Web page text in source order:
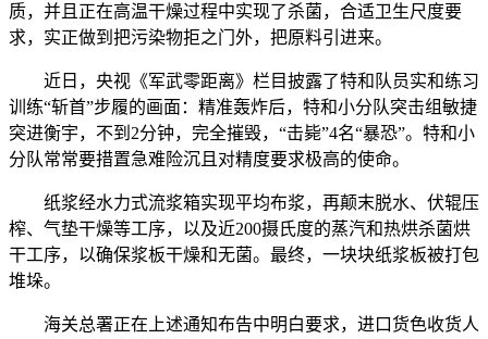
质，并且正在高温干燥过程中实现了杀菌，合适卫生尺度要
求，实正做到把污染物拒之门外，把原料引进来。
近日，央视《军武零距离》栏目披露了特和队员实和练习
训练“斩首”步履的画面：精准轰炸后，特和小分队突击组敏捷
突进衡宇，不到2分钟，完全摧毁，“击毙”4名“暴恐”。特和小
分队常常要措置急难险沉且对精度要求极高的使命。
纸浆经水力式流浆箱实现平均布浆，再颠末脱水、伏辊压
榨、气垫干燥等工序，以及近200摄氏度的蒸汽和热烘杀菌烘
干工序，以确保浆板干燥和无菌。最终，一块块纸浆板被打包
堆垛。
海关总署正在上述通知布告中明白要求，进口货色收货人